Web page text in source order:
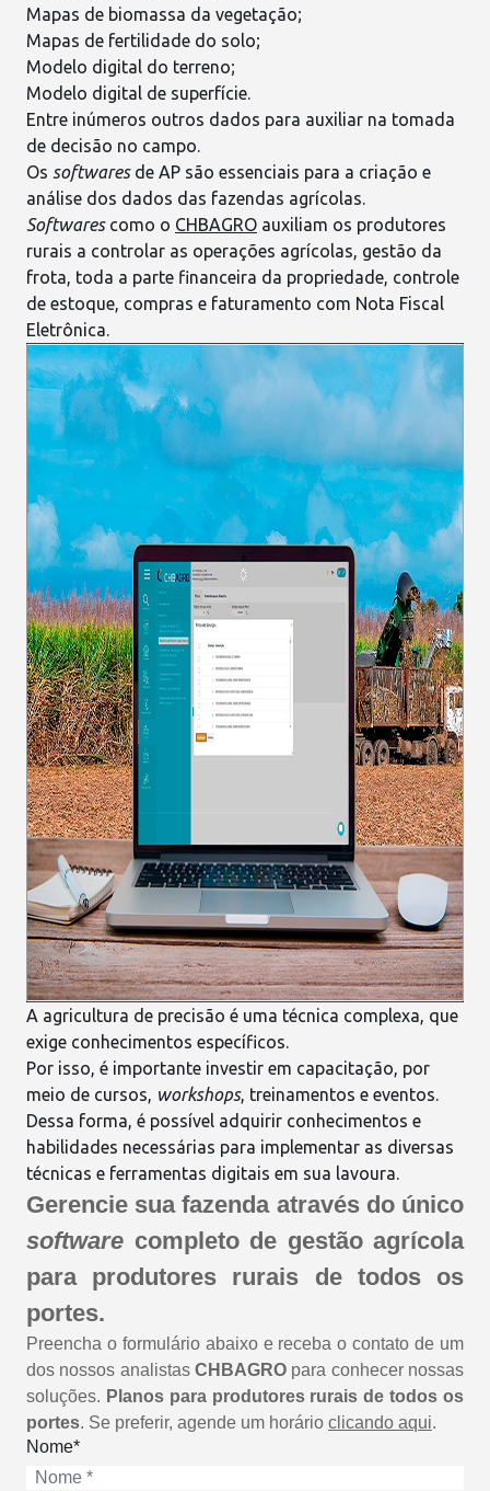
Mapas de biomassa da vegetação;
Mapas de fertilidade do solo;
Modelo digital do terreno;
Modelo digital de superfície.
Entre inúmeros outros dados para auxiliar na tomada
de decisão no campo.
Os softwaresde AP são essenciais para a criação e
análise dos dados das fazendas agrícolas.
Softwarescomo o CHBAGRO auxiliam os produtores
rurais a controlar as operações agrícolas, gestão da
frota, toda a parte financeira da propriedade, controle
de estoque, compras e faturamento com Nota Fiscal
Eletrônica.
A agricultura de precisão é uma técnica complexa, que
exige conhecimentos específicos.
Por isso, é importante investir em capacitação, por
meio de cursos, workshops, treinamentos e eventos.
Dessa forma, é possível adquirir conhecimentos e
habilidades necessárias para implementar as diversas
técnicas e ferramentas digitais em sua lavoura.
Gerencie sua fazenda através do único
software completo de gestão agrícola
para produtores rurais de todos os
portes.
Preencha o formulário abaixo e receba o contato de um
dos nossos analistas CHBAGRO para conhecer nossas
soluções. Planos para produtores rurais de todos os
portes. Se preferir, agende um horário clicando aqui.
Nome*